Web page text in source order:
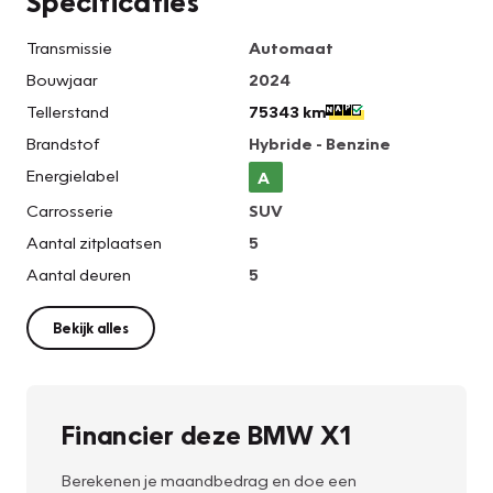
Transmissie
Automaat
Bouwjaar
2024
Tellerstand
75343 km
Brandstof
Hybride - Benzine
Energielabel
A
Carrosserie
SUV
Aantal zitplaatsen
5
Aantal deuren
5
Bekijk alles
Financier deze BMW X1
Berekenen je maandbedrag en doe een